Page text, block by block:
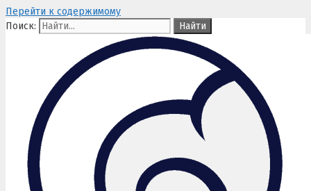
Перейти к содержимому
Поиск: